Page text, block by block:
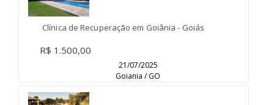
Clínica de Recuperação em Goiânia - Goiás
R$ 1.500,00
21/07/2025
Goiania / GO